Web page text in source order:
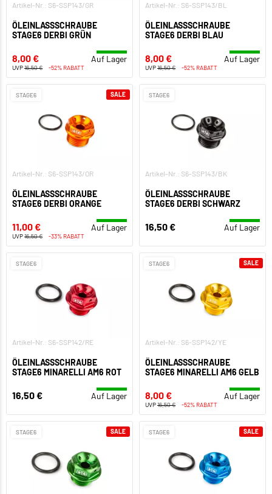
Artikel-Nr.: S6-SSP143/GR
ÖLEINLASSSCHRAUBE
STAGE6 DERBI GRÜN
8,00 € Auf Lager
UVP16,50 € -52% RABATT
Artikel-Nr.: S6-SSP143/BL
ÖLEINLASSSCHRAUBE
STAGE6 DERBI BLAU
8,00 € Auf Lager
UVP16,50 € -52% RABATT
STAGE6
Artikel-Nr.: S6-SSP143/OR
ÖLEINLASSSCHRAUBE
STAGE6 DERBI ORANGE
11,00 € Auf Lager
UVP16,50 € -33% RABATT
SALE STAGE6
Artikel-Nr.: S6-SSP143/BK
ÖLEINLASSSCHRAUBE
STAGE6 DERBI SCHWARZ
16,50 € Auf Lager
STAGE6
Artikel-Nr.: S6-SSP142/RE
ÖLEINLASSSCHRAUBE
STAGE6 MINARELLI AM6 ROT
16,50 € Auf Lager
STAGE6
Artikel-Nr.: S6-SSP142/YE
ÖLEINLASSSCHRAUBE
STAGE6 MINARELLI AM6 GELB
8,00 € Auf Lager
UVP16,50 € -52% RABATT
SALE
STAGE6 SALE STAGE6 SALE